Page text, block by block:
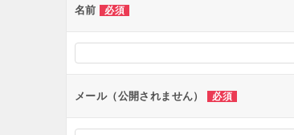
ー
ョ
ン
名前 必須
メール（公開されません） 必須